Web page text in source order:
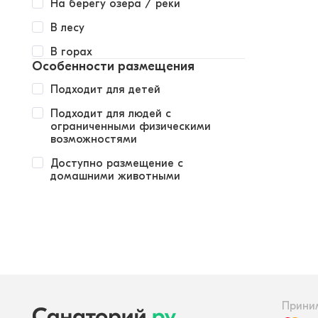
На берегу озера / реки
В лесу
В горах
Особенности размещения
Подходит для детей
Подходит для людей с
ограниченными физическими
возможностями
Доступно размещение с
домашними животными